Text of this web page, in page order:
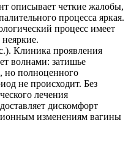
описывает четкие жалобы,
процесса яркая.
процесс имеет
Клиника проявления
волнами: затишье
но полноценного
не происходит. Без
лечения
дискомфорт
изменениям вагины